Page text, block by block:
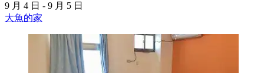
9 月 4 日 - 9 月 5 日
大魚的家